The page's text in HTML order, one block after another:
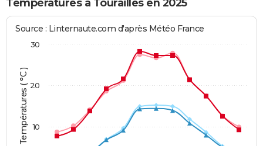
Températures à Tourailles en 2025
Températures ( °C )
Source : Linternaute.com d'après Météo France
10
20
30